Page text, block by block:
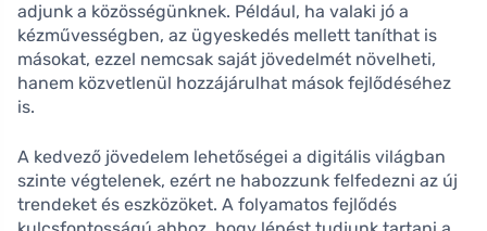
adjunk a közösségünknek. Például, ha valaki jó a
kézművességben, az ügyeskedés mellett taníthat is
másokat, ezzel nemcsak saját jövedelmét növelheti,
hanem közvetlenül hozzájárulhat mások fejlődéséhez
is.
A kedvező jövedelem lehetőségei a digitális világban
szinte végtelenek, ezért ne habozzunk felfedezni az új
trendeket és eszközöket. A folyamatos fejlődés